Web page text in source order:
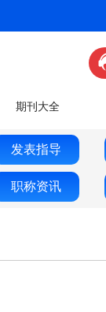
期刊大全
发表指导
职称资讯